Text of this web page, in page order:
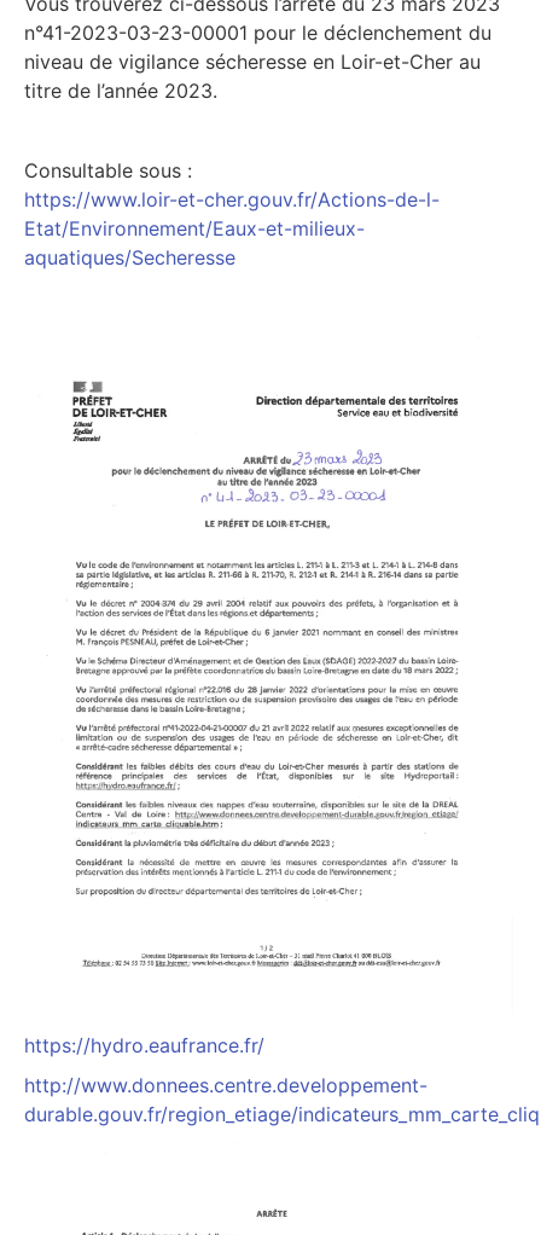
n°41-2023-03-23-00001 pour le déclenchement du
niveau de vigilance sécheresse en Loir-et-Cher au
titre de l’année 2023.
Consultable sous :
https://www.loir-et-cher.gouv.fr/Actions-de-l-
Etat/Environnement/Eaux-et-milieux-
aquatiques/Secheresse
https://hydro.eaufrance.fr/
http://www.donnees.centre.developpement-
durable.gouv.fr/region_etiage/